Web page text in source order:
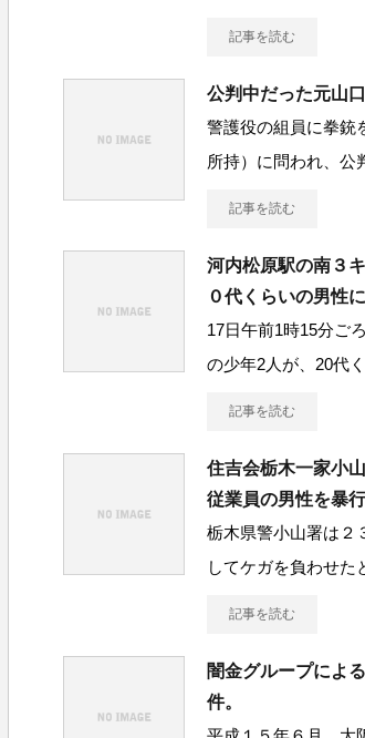
記事を読む
公判中だった元山
警護役の組員に拳銃
所持）に問われ、公
記事を読む
河内松原駅の南３
０代くらいの男性
17日午前1時15分ご
の少年2人が、20代
記事を読む
住吉会栃木一家小
従業員の男性を暴
栃木県警小山署は２
してケガを負わせた
記事を読む
闇金グループによ
件。